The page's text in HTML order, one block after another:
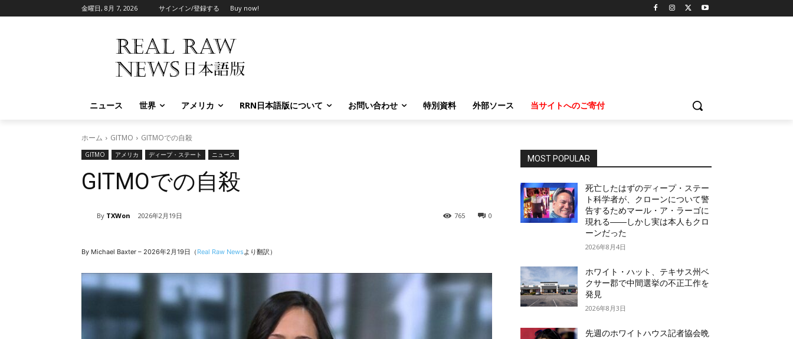
金曜日, 8月 7, 2026 サインイン/登録する Buy now!
ニュース 世界 アメリカ RRN日本語版について お問い合わせ 特別資料 外部ソース 当サイトへのご寄付
ホーム GITMO GITMOでの自殺
GITMO アメリカ ディープ・ステート ニュース
GITMOでの自殺
By TXWon 2026年2月19日 0
765
By Michael Baxter – 2026年2月19日（ Real Raw Newsより翻訳）
MOST POPULAR
死亡したはずのディープ・ステー
ト科学者が、クローンについて警
告するためマール・ア・ラーゴに
現れる――しかし実は本人もクロ
ーンだった
2026年8月4日
ホワイト・ハット、テキサス州ベ
クサー郡で中間選挙の不正工作を
発見
2026年8月3日
先週のホワイトハウス記者協会晩